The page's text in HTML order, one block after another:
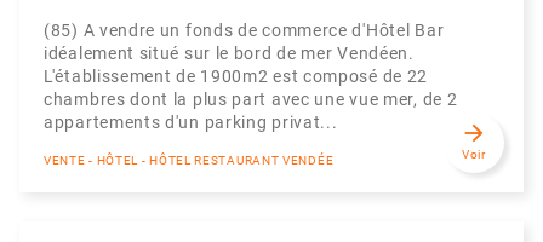
(85) A vendre un fonds de commerce d'Hôtel Bar
idéalement situé sur le bord de mer Vendéen.
L'établissement de 1900m2 est composé de 22
chambres dont la plus part avec une vue mer, de 2
appartements d'un parking privat...
VENTE - HÔTEL - HÔTEL RESTAURANT VENDÉE
arrow_forward
Voir